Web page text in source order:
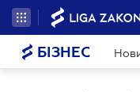
БІЗНЕС